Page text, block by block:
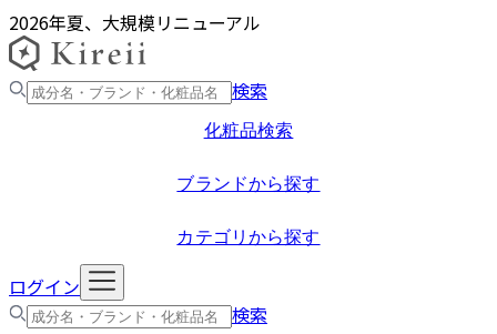
2026年夏、大規模リニューアル
検索
化粧品検索
ブランドから探す
カテゴリから探す
ログイン
検索